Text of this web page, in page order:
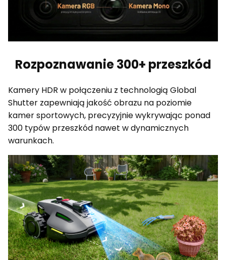
Rozpoznawanie 300+ przeszkód
Kamery HDR w połączeniu z technologią Global
Shutter zapewniają jakość obrazu na poziomie
kamer sportowych, precyzyjnie wykrywając ponad
300 typów przeszkód nawet w dynamicznych
warunkach.